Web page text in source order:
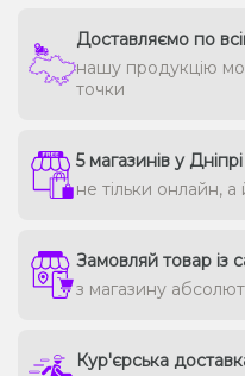
Доставляємо по
нашу продукцію
точки
5 магазинів у
не тільки онлайн,
Замовляй товар із
з магазину
Кур'єрська